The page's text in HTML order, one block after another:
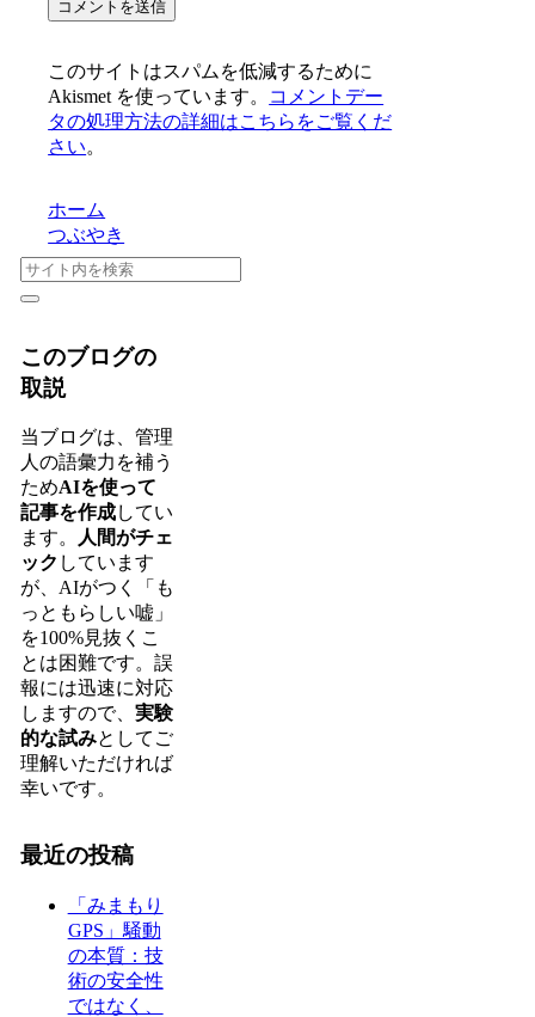
このサイトはスパムを低減するために
Akismet を使っています。
コメントデー
タの処理方法の詳細はこちらをご覧くだ
さい。
ホーム
つぶやき
このブログの
取説
当ブログは、管理
人の語彙力を補う
ためAIを使って
記事を作成してい
ます。
人間がチェ
ック しています
が、AIがつく「も
っともらしい嘘」
を100%見抜くこ
とは困難です。誤
報には迅速に対応
しますので、 実験
的な試みとしてご
理解いただければ
幸いです。
最近の投稿
「みまもり
GPS」騒動
の本質：技
術の安全性
ではなく、